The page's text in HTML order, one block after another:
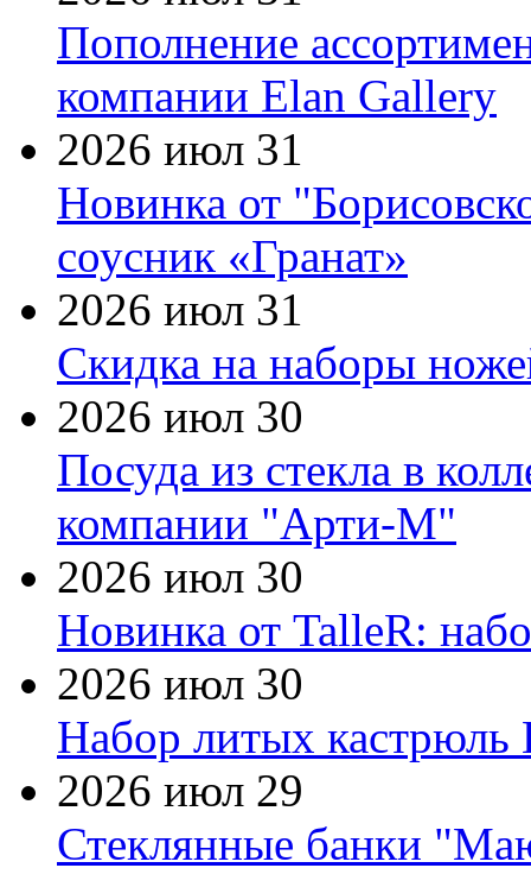
Пополнение
компании Elan Gallery
2026 июл 31
Новинка от
соусник «Гранат»
2026 июл 31
Скидка на наборы
2026 июл 30
Посуда из стекла в
компании "Арти-М"
2026 июл 30
Новинка от TalleR:
2026 июл 30
Набор литых кастрюль
2026 июл 29
Стеклянные банки